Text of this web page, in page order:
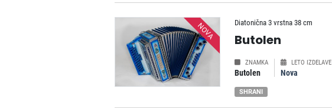
NOVA Diatonična 3 vrstna 38 cm
Butolen
ZNAMKA
Butolen
LETO IZDELAVE
Nova
SHRANI